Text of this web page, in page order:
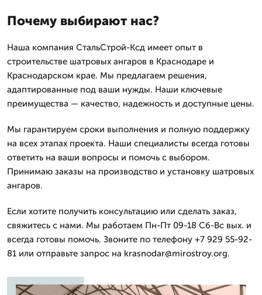
Почему выбирают нас?
Наша компания СтальСтрой-Ксд имеет опыт в
строительстве шатровых ангаров в Краснодаре и
Краснодарском крае. Мы предлагаем решения,
адаптированные под ваши нужды. Наши ключевые
преимущества — качество, надежность и доступные цены.
Мы гарантируем сроки выполнения и полную поддержку
на всех этапах проекта. Наши специалисты всегда готовы
ответить на ваши вопросы и помочь с выбором.
Принимаю заказы на производство и установку шатровых
ангаров.
Если хотите получить консультацию или сделать заказ,
свяжитесь с нами. Мы работаем Пн-Пт 09-18 Сб-Вс вых. и
всегда готовы помочь. Звоните по телефону +7 929 55-92-
81 или отправьте запрос на krasnodar@mirostroy.org.